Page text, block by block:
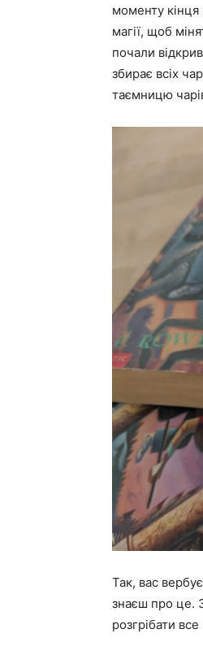
моменту кінця
магії, щоб
почали
збирає всіх
таємницю
Так, вас
знаєш про це.
розгрібати